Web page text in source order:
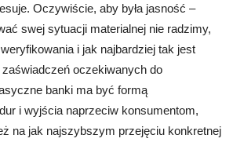
Oczywiście, aby była jasność –
swej sytuacji materialnej nie radzimy,
i jak najbardziej tak jest
oczekiwanych do
banki ma być formą
i wyjścia naprzeciw konsumentom,
na jak najszybszym przejęciu konkretnej